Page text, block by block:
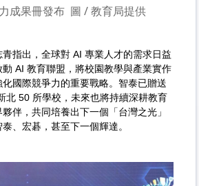
成果冊發布 圖 / 教育局提供
指出，全球對 AI 專業人才的需求日益
AI 教育聯盟，將校園教學與產業實作
國際競爭力的重要戰略。智泰已贈送
北 50 所學校，未來也將持續深耕教育
伴，共同培養出下一個「台灣之光」
、宏碁，甚至下一個輝達。